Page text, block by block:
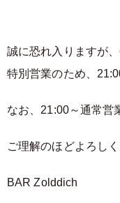
誠に恐れ入りますが
特別営業のため、
なお、21:00～通常営
ご理解のほどよろし
BAR Zolddich